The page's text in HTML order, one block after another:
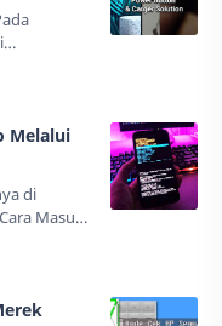
bisa
Melalui
di
Masuk
ponsel
Tekan